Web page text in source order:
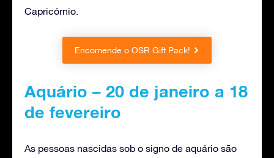
Capricórnio.
Encomende o OSR Gift Pack!
Aquário – 20 de janeiro a 18
de fevereiro
As pessoas nascidas sob o signo de aquário são